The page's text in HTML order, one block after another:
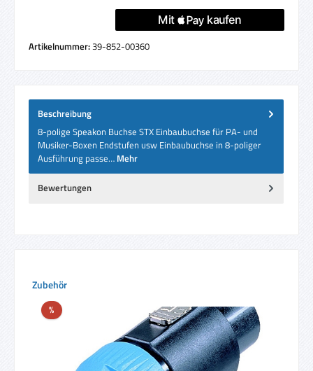
Artikelnummer:39-852-00360
Beschreibung
8-polige Speakon Buchse STX Einbaubuchse für PA- und
Musiker-Boxen Endstufen usw Einbaubuchse in 8-poliger
Ausführung passe… Mehr
Bewertungen
Produktgalerie überspringen
Zubehör
%Rabatt